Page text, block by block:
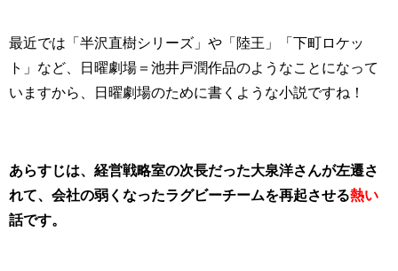
最近では「半沢直樹シリーズ」や「陸王」「下町ロケッ
ト」など、日曜劇場＝池井戸潤作品のようなことになって
いますから、日曜劇場のために書くような小説ですね！
あらすじは、経営戦略室の次長だった大泉洋さんが左遷さ
れて、会社の弱くなったラグビーチームを再起させる熱い
話です。